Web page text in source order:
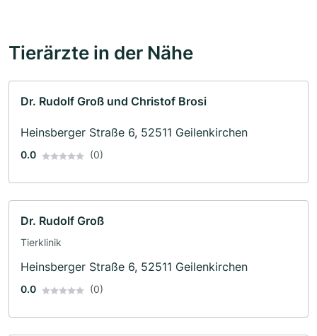
Tierärzte in der Nähe
Dr. Rudolf Groß und Christof Brosi
Heinsberger Straße 6, 52511 Geilenkirchen
0.0 (0)
Dr. Rudolf Groß
Tierklinik
Heinsberger Straße 6, 52511 Geilenkirchen
0.0 (0)